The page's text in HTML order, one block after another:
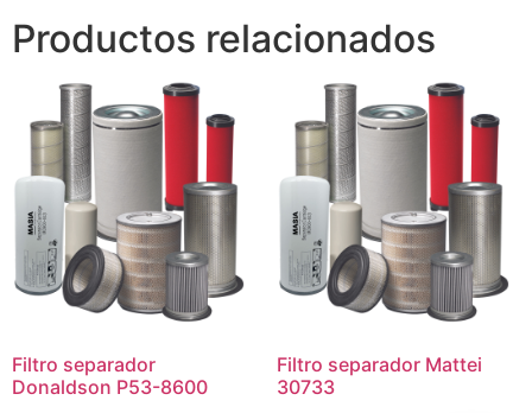
Productos relacionados
Filtro separador
Donaldson P53-8600
Filtro separador Mattei
30733